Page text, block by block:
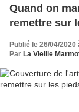
Quand on
remettre sur
Publié le 26/04/2020
Par La Vieille